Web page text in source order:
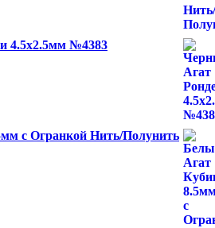
4.5х2.5мм №4383
с Огранкой Нить/Полунить